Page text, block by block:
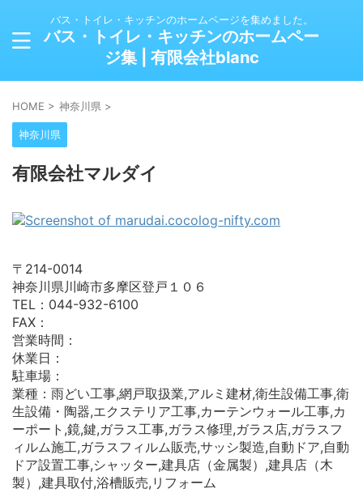
バス・トイレ・キッチンのホームページを集めました。
バス・トイレ・キッチンのホームペー
ジ集 | 有限会社blanc
HOME > 神奈川県 >
神奈川県
有限会社マルダイ
〒214-0014
神奈川県川崎市多摩区登戸１０６
TEL：044-932-6100
FAX：
営業時間：
休業日：
駐車場：
業種：雨どい工事,網戸取扱業,アルミ建材,衛生設備工事,衛
生設備・陶器,エクステリア工事,カーテンウォール工事,カ
ーポート,鏡,鍵,ガラス工事,ガラス修理,ガラス店,ガラスフ
ィルム施工,ガラスフィルム販売,サッシ製造,自動ドア,自動
ドア設置工事,シャッター,建具店（金属製）,建具店（木
製）,建具取付,浴槽販売,リフォーム